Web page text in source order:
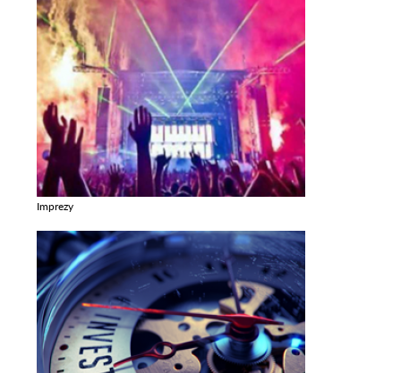
Imprezy